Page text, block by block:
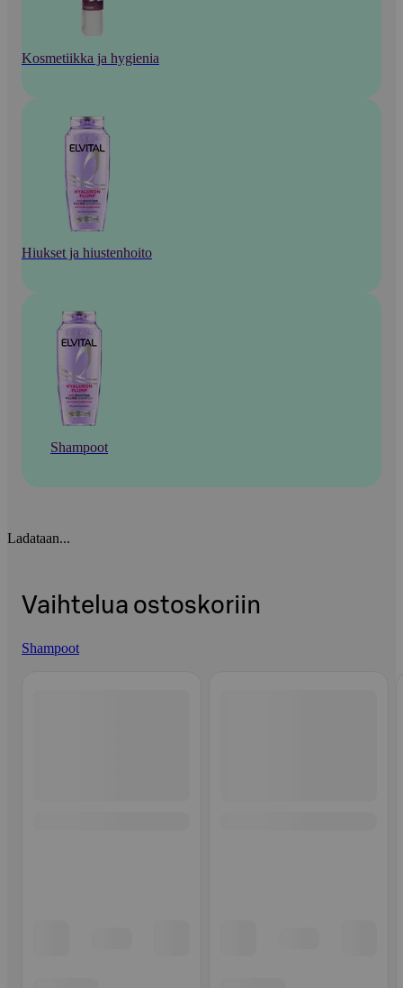
Kosmetiikka ja hygienia
Hiukset ja hiustenhoito
Shampoot
Ladataan...
Vaihtelua ostoskoriin
Shampoot